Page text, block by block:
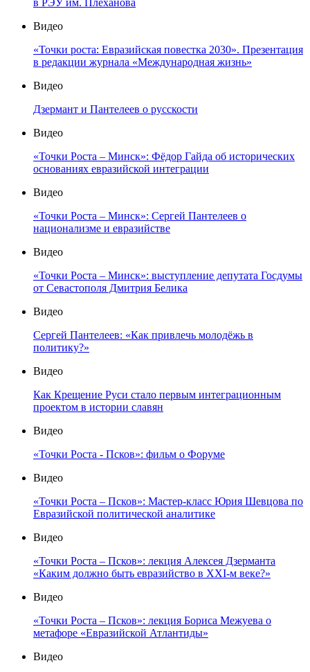
в РЭУ им. Плеханова
Видео
«Точки роста: Евразийская повестка 2030». Презентация
в редакции журнала «Международная жизнь»
Видео
Дзермант и Пантелеев о русскости
Видео
«Точки Роста – Минск»: Фёдор Гайда об исторических
основаниях евразийской интеграции
Видео
«Точки Роста – Минск»: Сергей Пантелеев о
национализме и евразийстве
Видео
«Точки Роста – Минск»: выступление депутата Госдумы
от Севастополя Дмитрия Белика
Видео
Сергей Пантелеев: «Как привлечь молодёжь в
политику?»
Видео
Как Крещение Руси стало первым интеграционным
проектом в истории славян
Видео
«Точки Роста - Псков»: фильм о Форуме
Видео
«Точки Роста – Псков»: Мастер-класс Юрия Шевцова по
Евразийской политической аналитике
Видео
«Точки Роста – Псков»: лекция Алексея Дзерманта
«Каким должно быть евразийство в XXI-м веке?»
Видео
«Точки Роста – Псков»: лекция Бориса Межуева о
метафоре «Евразийской Атлантиды»
Видео